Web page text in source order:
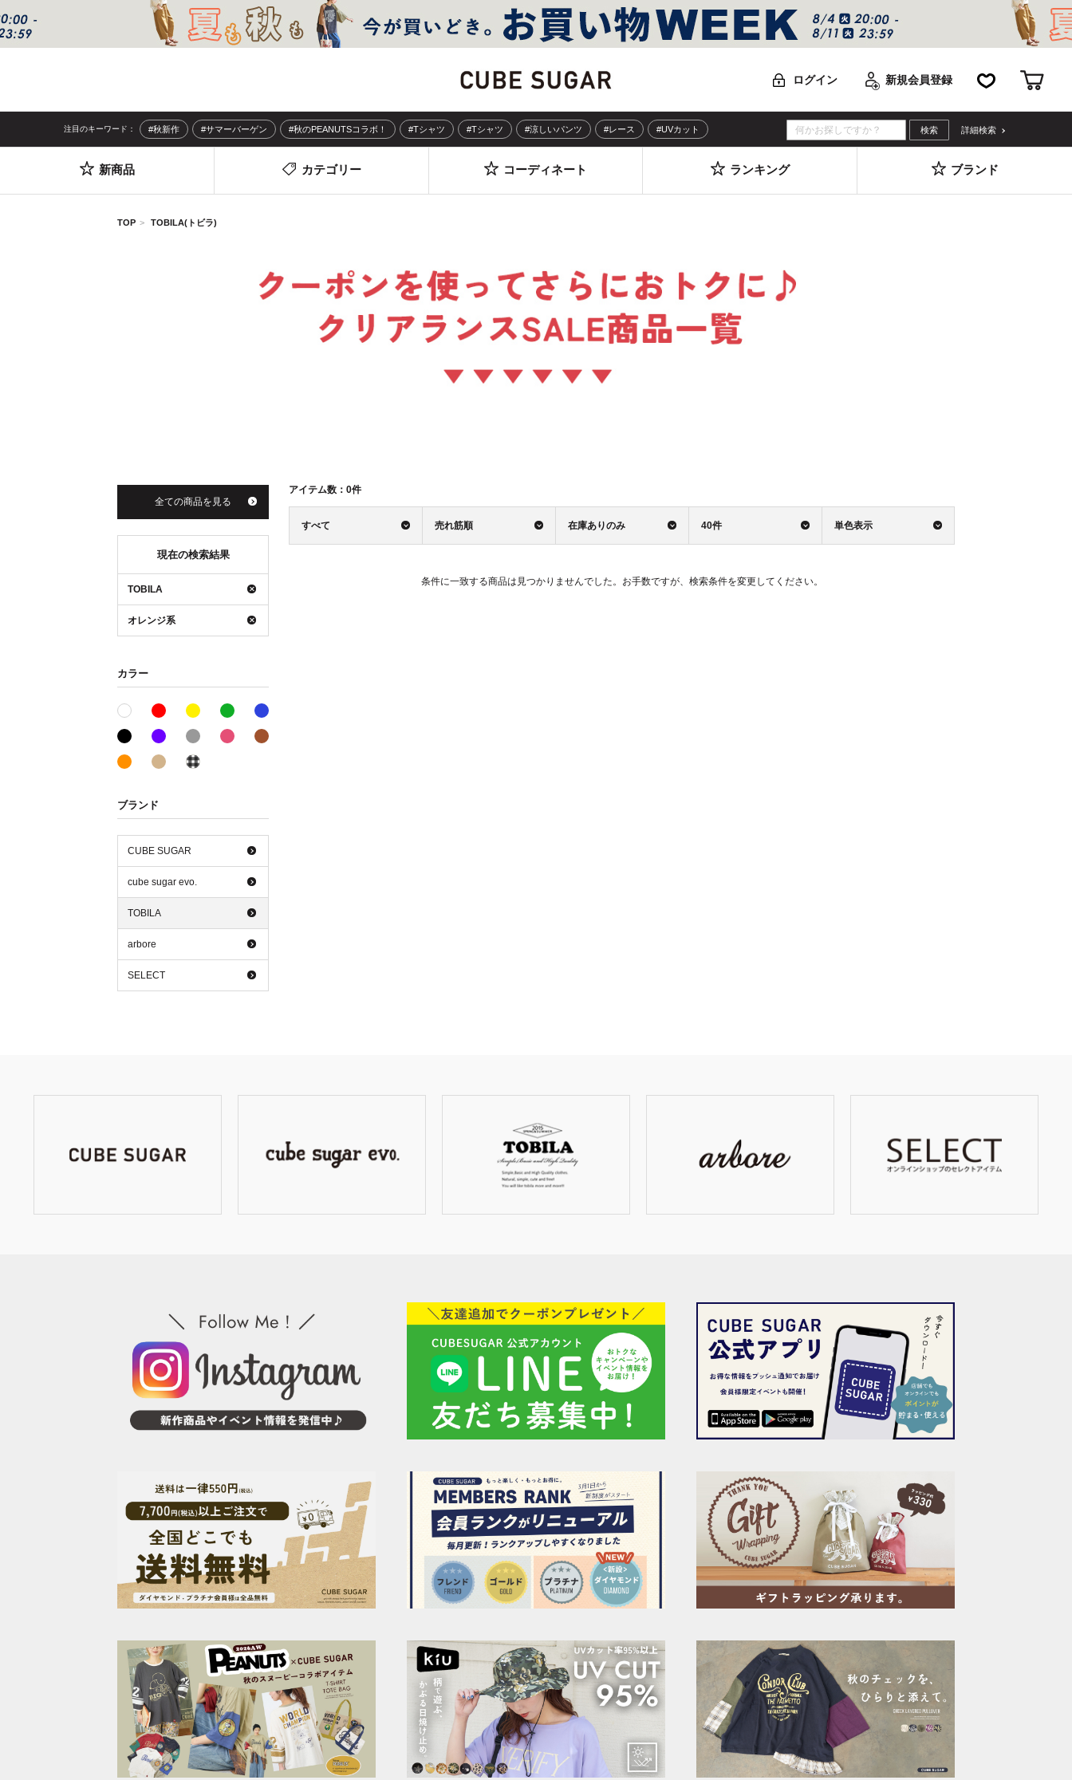
ログイン 新規会員登録 お気に入り
注目のキーワード： #秋新作 #サマーバーゲン #秋のPEANUTSコラボ！ #Tシャツ #Tシャツ #涼しいパンツ #レース #UVカット 詳細検索
新商品 カテゴリー コーディネート ランキング ブランド
TOP TOBILA(トビラ)
アイテム数： 0件
すべて 売れ筋順 在庫ありのみ 40件 単色表示
条件に一致する商品は見つかりませんでした。お手数ですが、検索条件を変更してください。
全ての商品を見る
現在の検索結果
TOBILA
オレンジ系
カラー
ホワイト系レッド系 イエロー系グリーン系
ブラック系パープル系グレー系 ピンク系
オレンジ系ベージュ系
ブランド
CUBE SUGAR
cube sugar evo.
TOBILA
arbore
SELECT